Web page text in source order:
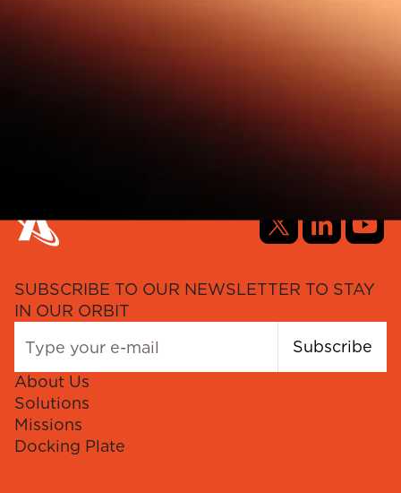
SUBSCRIBE TO OUR NEWSLETTER TO STAY
IN OUR ORBIT
Subscribe
About Us
Solutions
Missions
Docking Plate